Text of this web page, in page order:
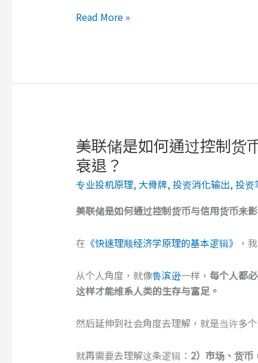
在
进
行
风
险
评
估
纪
管
理？
Read More »
美联储是如何通过控制货
衰退？
专业投机原理, 大骨牌, 投资消化输出, 投资
美联储是如何通过控制货币与信用货币来
在 《快速理顺经济学原理的基本逻辑》 ，
从个人角度，就像鲁滨逊一样， 每个人都
这样才能维系人类的生存与富足。
然后延伸到社会角度去理解，就是当许多
就再需要去理解这条逻辑： 2） 市场、货币